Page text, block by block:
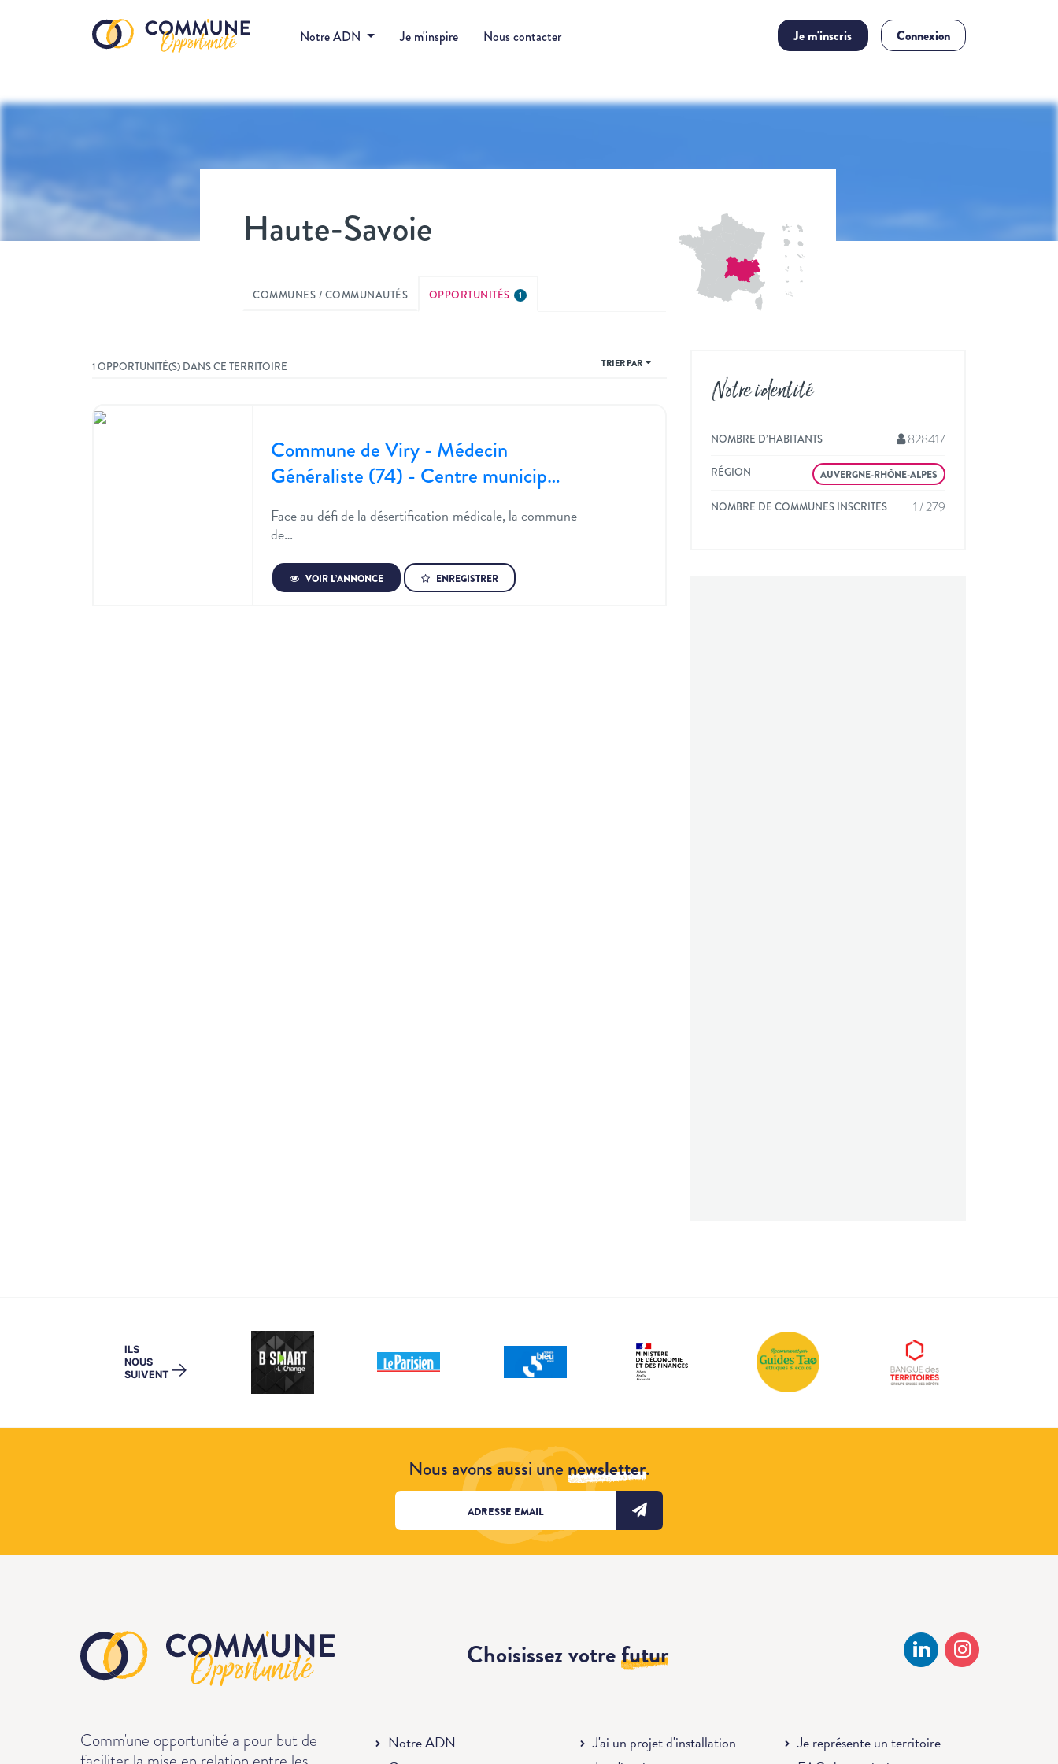
Notre ADN Je m'inspire Nous contacter Je m'inscris Connexion
Haute-Savoie
COMMUNES / COMMUNAUTÉS OPPORTUNITÉS 1
1 OPPORTUNITÉ(S) DANS CE TERRITOIRE TRIER PAR
Commune de Viry - Médecin
Généraliste (74) - Centre municip…
Face au défi de la désertification médicale, la commune
de…
VOIR L’ANNONCE ENREGISTRER
Notre identité
NOMBRE D’HABITANTS 828417
RÉGION AUVERGNE-RHÔNE-ALPES
NOMBRE DE COMMUNES INSCRITES 1 / 279
ILS
NOUS
SUIVENT →
Nous avons aussi unenewsletter.
Choisissez votrefutur
Comm'une opportunité a pour but de
Notre ADN
J'ai un projet d'installation
Je représente un territoire